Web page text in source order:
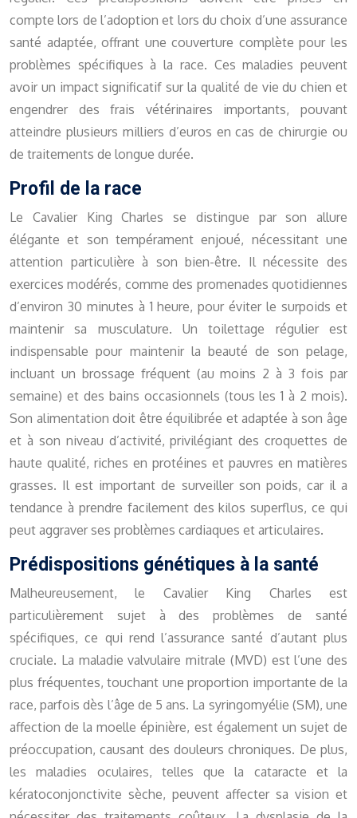
compte lors de l’adoption et lors du choix d’une assurance
santé adaptée, offrant une couverture complète pour les
problèmes spécifiques à la race. Ces maladies peuvent
avoir un impact significatif sur la qualité de vie du chien et
engendrer des frais vétérinaires importants, pouvant
atteindre plusieurs milliers d’euros en cas de chirurgie ou
de traitements de longue durée.
Profil de la race
Le Cavalier King Charles se distingue par son allure
élégante et son tempérament enjoué, nécessitant une
attention particulière à son bien-être. Il nécessite des
exercices modérés, comme des promenades quotidiennes
d’environ 30 minutes à 1 heure, pour éviter le surpoids et
maintenir sa musculature. Un toilettage régulier est
indispensable pour maintenir la beauté de son pelage,
incluant un brossage fréquent (au moins 2 à 3 fois par
semaine) et des bains occasionnels (tous les 1 à 2 mois).
Son alimentation doit être équilibrée et adaptée à son âge
et à son niveau d’activité, privilégiant des croquettes de
haute qualité, riches en protéines et pauvres en matières
grasses. Il est important de surveiller son poids, car il a
tendance à prendre facilement des kilos superflus, ce qui
peut aggraver ses problèmes cardiaques et articulaires.
Prédispositions génétiques à la santé
Malheureusement, le Cavalier King Charles est
particulièrement sujet à des problèmes de santé
spécifiques, ce qui rend l’assurance santé d’autant plus
cruciale. La maladie valvulaire mitrale (MVD) est l’une des
plus fréquentes, touchant une proportion importante de la
race, parfois dès l’âge de 5 ans. La syringomyélie (SM), une
affection de la moelle épinière, est également un sujet de
préoccupation, causant des douleurs chroniques. De plus,
les maladies oculaires, telles que la cataracte et la
kératoconjonctivite sèche, peuvent affecter sa vision et